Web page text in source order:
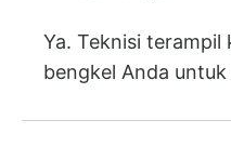
Ya. Teknisi terampil
bengkel Anda